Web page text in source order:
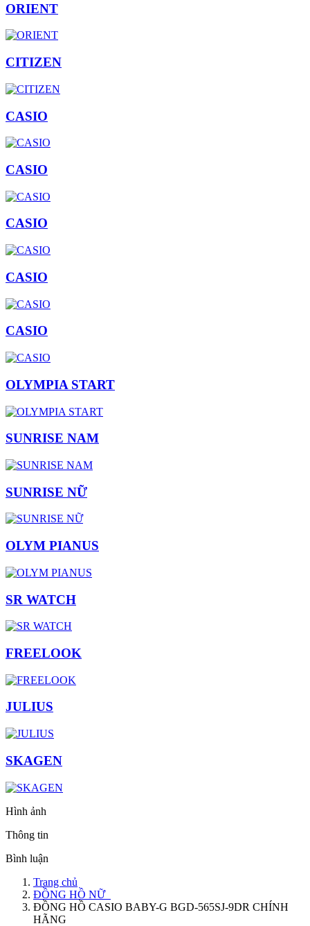
ORIENT
CITIZEN
CASIO
CASIO
CASIO
CASIO
CASIO
OLYMPIA START
SUNRISE NAM
SUNRISE NỮ
OLYM PIANUS
SR WATCH
FREELOOK
JULIUS
SKAGEN
Hình ảnh
Thông tin
Bình luận
Trang chủ
ĐỒNG HỒ NỮ
ĐỒNG HỒ CASIO BABY-G BGD-565SJ-9DR CHÍNH
HÃNG